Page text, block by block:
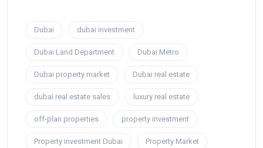
Dubai dubai investment
Dubai Land Department Dubai Metro
Dubai property market Dubai real estate
dubai real estate sales luxury real estate
off-plan properties property investment
Property investment Dubai Property Market